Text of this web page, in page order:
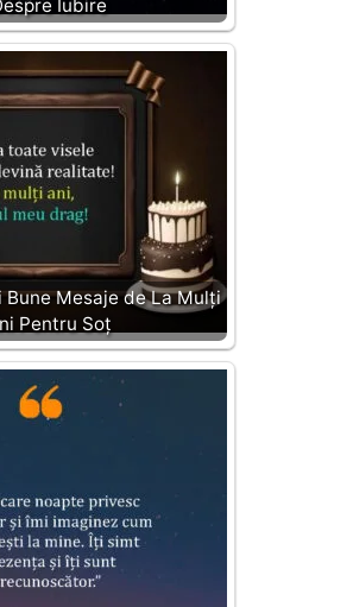
Iubire
Bune Mesaje de La Mulți
Pentru Soț